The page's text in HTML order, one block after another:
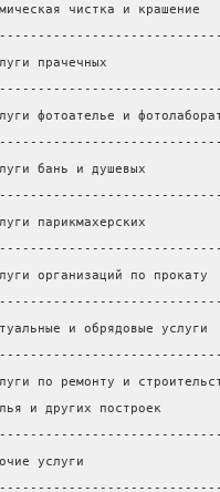
чистка и
прачечных
фотоателье и
бань и душевых
парикмахерских
организаций по
и обрядовые
по ремонту и
и других построек
услуги